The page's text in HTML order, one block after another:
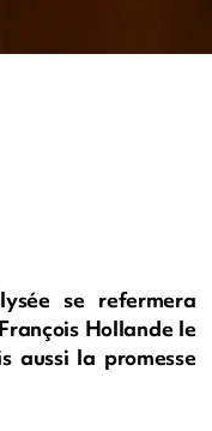
se refermera
Hollande le
aussi la promesse